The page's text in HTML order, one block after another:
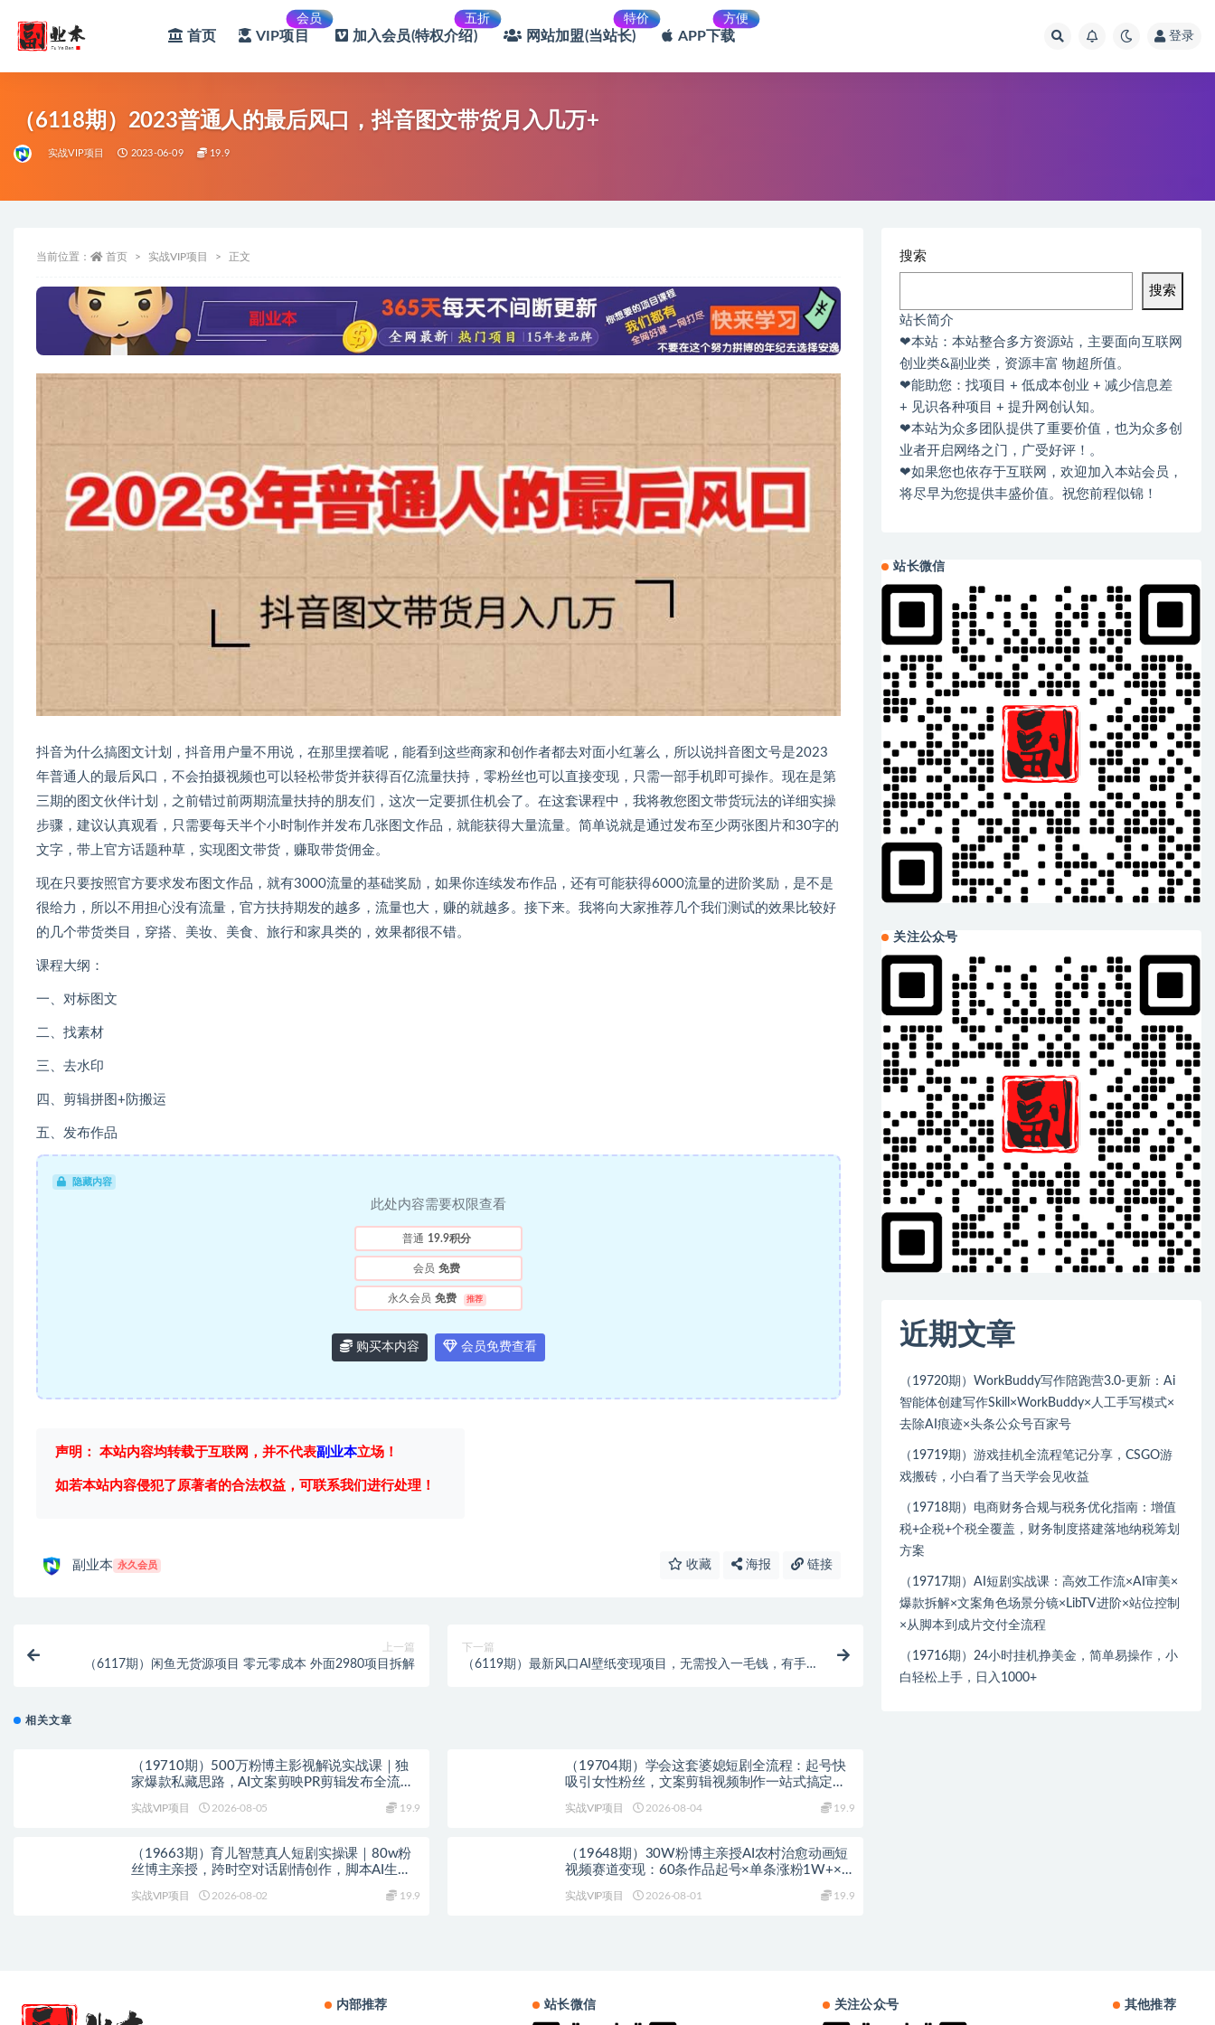
首页 VIP项目
会员
加入会员(特权介绍)
五折
网站加盟(当站长)
特价
APP下载
方便
登录
（6118期）2023普通人的最后风口，抖音图文带货月入几万+
实战VIP项目 2023-06-09 19.9
当前位置： 首页 实战VIP项目 正文
抖音为什么搞图文计划，抖音用户量不用说，在那里摆着呢，能看到这些商家和创作者都去对面小红薯么，所以说抖音图文号是2023
年普通人的最后风口，不会拍摄视频也可以轻松带货并获得百亿流量扶持，零粉丝也可以直接变现，只需一部手机即可操作。现在是第
三期的图文伙伴计划，之前错过前两期流量扶持的朋友们，这次一定要抓住机会了。在这套课程中，我将教您图文带货玩法的详细实操
步骤，建议认真观看，只需要每天半个小时制作并发布几张图文作品，就能获得大量流量。简单说就是通过发布至少两张图片和30字的
文字，带上官方话题种草，实现图文带货，赚取带货佣金。
现在只要按照官方要求发布图文作品，就有3000流量的基础奖励，如果你连续发布作品，还有可能获得6000流量的进阶奖励，是不是
很给力，所以不用担心没有流量，官方扶持期发的越多，流量也大，赚的就越多。接下来。我将向大家推荐几个我们测试的效果比较好
的几个带货类目，穿搭、美妆、美食、旅行和家具类的，效果都很不错。
课程大纲：
一、对标图文
二、找素材
三、去水印
四、剪辑拼图+防搬运
五、发布作品
隐藏内容
此处内容需要权限查看
普通 19.9积分
会员 免费
永久会员 免费 推荐
购买本内容 会员免费查看
声明： 本站内容均转载于互联网，并不代表副业本立场！
如若本站内容侵犯了原著者的合法权益，可联系我们进行处理！
副业本 永久会员 收藏 海报 链接
上一篇
（6117期）闲鱼无货源项目 零元零成本 外面2980项目拆解
下一篇
（6119期）最新风口AI壁纸变现项目，无需投入一毛钱，有手就
相关文章
（19710期）500万粉博主影视解说实战课｜独
家爆款私藏思路，AI文案剪映PR剪辑发布全流程
实战VIP项目 2026-08-05 19.9
（19704期）学会这套婆媳短剧全流程：起号快
吸引女性粉丝，文案剪辑视频制作一站式搞定，
实战VIP项目 2026-08-04 19.9
（19663期）育儿智慧真人短剧实操课｜80w粉
丝博主亲授，跨时空对话剧情创作，脚本AI生图
实战VIP项目 2026-08-02 19.9
（19648期）30W粉博主亲授AI农村治愈动画短
视频赛道变现：60条作品起号×单条涨粉1W+×极
实战VIP项目 2026-08-01 19.9
搜索
搜索
站长简介
❤本站：本站整合多方资源站，主要面向互联网
创业类&副业类，资源丰富 物超所值。
❤能助您：找项目 + 低成本创业 + 减少信息差
+ 见识各种项目 + 提升网创认知。
❤本站为众多团队提供了重要价值，也为众多创
业者开启网络之门，广受好评！。
❤如果您也依存于互联网，欢迎加入本站会员，
将尽早为您提供丰盛价值。祝您前程似锦！
站长微信
关注公众号
近期文章
（19720期）WorkBuddy写作陪跑营3.0-更新：Ai
智能体创建写作Skill×WorkBuddy×人工手写模式×
去除AI痕迹×头条公众号百家号
（19719期）游戏挂机全流程笔记分享，CSGO游
戏搬砖，小白看了当天学会见收益
（19718期）电商财务合规与税务优化指南：增值
税+企税+个税全覆盖，财务制度搭建落地纳税筹划
方案
（19717期）AI短剧实战课：高效工作流×AI审美×
爆款拆解×文案角色场景分镜×LibTV进阶×站位控制
×从脚本到成片交付全流程
（19716期）24小时挂机挣美金，简单易操作，小
白轻松上手，日入1000+
内部推荐 站长微信 关注公众号 其他推荐